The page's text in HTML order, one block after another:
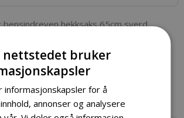
bensindreven hekksaks 65cm sverd
Legg i handlekurv
nettstedet bruker
informasjonskapsler for å
annonser og analysere